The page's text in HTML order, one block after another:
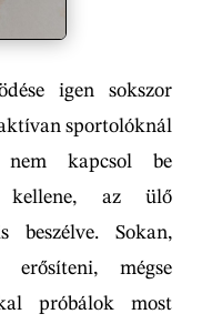
igen sokszor
sportolóknál
nem kapcsol be
kellene, az ülő
beszélve. Sokan,
erősíteni, mégse
próbálok most